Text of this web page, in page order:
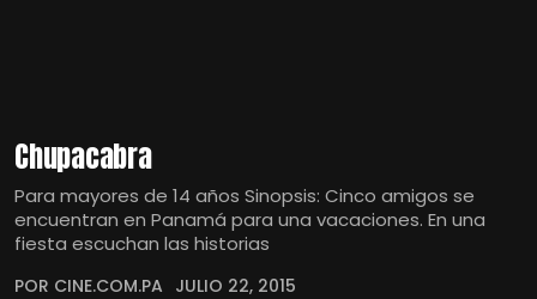
Chupacabra
Para mayores de 14 años Sinopsis: Cinco amigos se
encuentran en Panamá para una vacaciones. En una
fiesta escuchan las historias
POR CINE.COM.PA JULIO 22, 2015